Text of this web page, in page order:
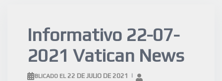
Informativo 22-07-
2021 Vatican News
PUBLICADO EL 22 DE JULIO DE 2021